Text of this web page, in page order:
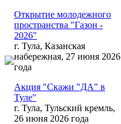
Открытие молодежного
пространства "Газон -
2026"
г. Тула, Казанская
набережная, 27 июня 2026
года
Акция "Скажи "ДА" в
Туле"
г. Тула, Тульский кремль,
26 июня 2026 года